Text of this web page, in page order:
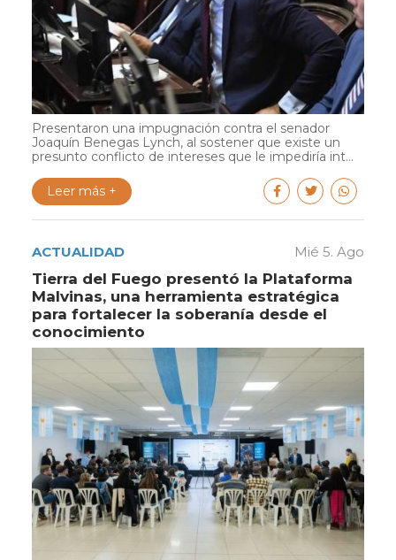
Presentaron una impugnación contra el senador
Joaquín Benegas Lynch, al sostener que existe un
presunto conflicto de intereses que le impediría int...
Leer más +
ACTUALIDAD Mié 5. Ago
Tierra del Fuego presentó la Plataforma
Malvinas, una herramienta estratégica
para fortalecer la soberanía desde el
conocimiento